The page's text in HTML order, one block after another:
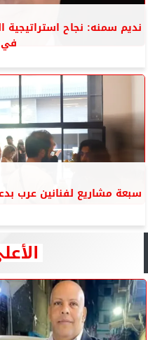
نديم سمنه: نجاح استراتيجية
في
سبعة مشاريع لفنانين عرب